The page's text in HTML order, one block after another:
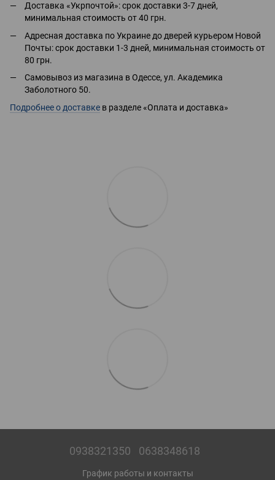
Доставка «Укрпочтой»: срок доставки 3-7 дней,
минимальная стоимость от 40 грн.
Адресная доставка по Украине до дверей курьером Новой
Почты: срок доставки 1-3 дней, минимальная стоимость от
80 грн.
Самовывоз из магазина в Одессе, ул. Академика
Заболотного 50.
Подробнее о доставке в разделе «Оплата и доставка»
0938321350 0638348618
График работы и контакты